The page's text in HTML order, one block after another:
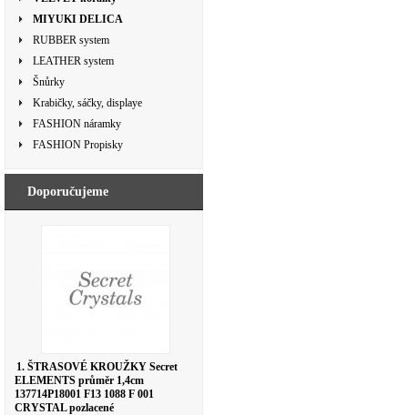
MIYUKI DELICA
RUBBER system
LEATHER system
Šnůrky
Krabičky, sáčky, displaye
FASHION náramky
FASHION Propisky
Doporučujeme
1. ŠTRASOVÉ KROUŽKY Secret
ELEMENTS průměr 1,4cm
137714P18001 F13 1088 F 001
CRYSTAL pozlacené